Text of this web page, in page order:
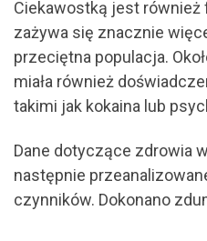
Ciekawostką jest również
zażywa się znacznie
przeciętna populacja.
miała również
takimi jak kokaina lub
Dane dotyczące zdrowia
następnie
czynników. Dokonano